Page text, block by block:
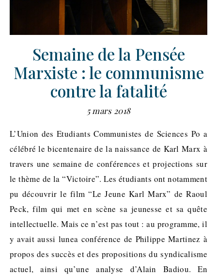
Semaine de la Pensée
Marxiste : le communisme
contre la fatalité
5 mars 2018
L’Union des Etudiants Communistes de Sciences Po a
célébré le bicentenaire de la naissance de Karl Marx à
travers une semaine de conférences et projections sur
le thème de la “Victoire”. Les étudiants ont notamment
pu découvrir le film “Le Jeune Karl Marx” de Raoul
Peck, film qui met en scène sa jeunesse et sa quête
intellectuelle. Mais ce n’est pas tout : au programme, il
y avait aussi lunea conférence de Philippe Martinez à
propos des succès et des propositions du syndicalisme
actuel, ainsi qu’une analyse d’Alain Badiou. En